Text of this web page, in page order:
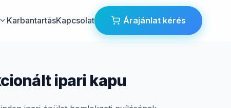
KarbantartásKapcsolat Árajánlat kérés
ipari kapu